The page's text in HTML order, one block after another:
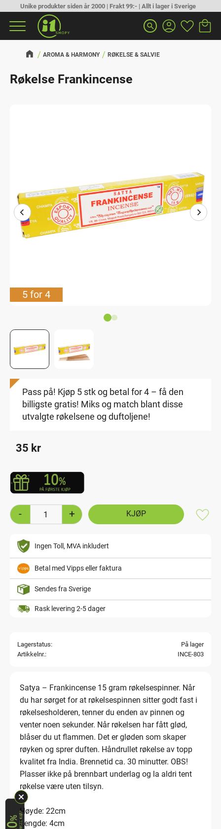
Meny
Unike produkter siden år 2000 | Frakt 99:- | Allt i lager i Sverige
search
AROMA & HARMONY RØKELSE & SALVIE
Røkelse Frankincense
5 for 4
Pass på! Kjøp 5 stk og betal for 4 – få den
billigste gratis! Miks og match blant disse
utvalgte røkelsene og duftoljene!
35 kr
+
-
Ingen Toll, MVA inkludert
Betal med Vipps eller faktura
Sendes fra Sverige
Rask levering 2-5 dager
Lagerstatus
På lager
Artikkelnr.
INCE-803
Satya – Frankincense 15 gram røkelsespinner. Når
du har sørget for at røkelsespinnen sitter godt fast i
røkelsesholderen, tenner du enden av pinnen og
venter noen sekunder. Når røkelsen har fått glød,
blåser du ut flammen. Det er gløden som skaper
røyken og sprer duften. Håndrullet røkelse av topp
kvalitet fra India. Brennetid ca. 30 minutter. OBS!
Plasser ikke på brennbart underlag og la aldri tent
røkelse være uten tilsyn.
Høyde: 22cm
Lengde: 4cm